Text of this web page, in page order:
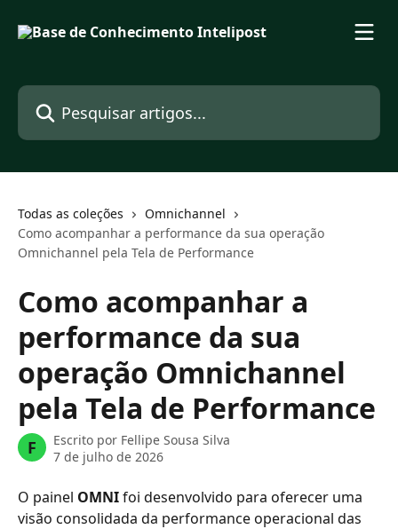
Pesquisar artigos...
Todas as coleções
Omnichannel
Como acompanhar a performance da sua operação
Omnichannel pela Tela de Performance
Como acompanhar a
performance da sua
operação Omnichannel
pela Tela de Performance
F Escrito por Fellipe Sousa Silva
7 de julho de 2026
O painel OMNI foi desenvolvido para oferecer uma
visão consolidada da performance operacional das